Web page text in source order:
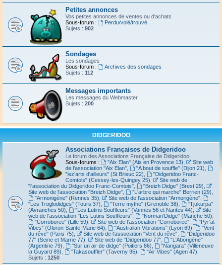
Petites annonces
Vos petites annonces de ventes ou d'achats
Sous-forum :
Perdu/volé/trouvé
Sujets : 902
Sondages
Les sondages
Sous-forum :
Archives des sondages
Sujets : 112
Messages importants
Les messages du Webmaster
Sujets : 200
DIDGERIDOO
Associations Françaises de Didgeridoo
Le forum des Associations Française de Didgeridoo.
Sous-forums :
"Aix Elan" (Aix en Provence 13)
Site web
de l'association "Aix Elan"
"A bout de souffle" (Dijon 21)
"lez'arts d'ailleurs" (St Brieuc 22)
"Didgeridoo Franc-
Comtois" (Cessey-les-Quingey 25)
Site web de
"l'association du Didgeridoo Franc-Comtois"
"Breizh Didge" (Brest 29)
Site web de l'association "Breizh Didge"
"L'arbre qui marche" Berrien (29)
"Armonigène" (Rennes 35)
Site web de l'association "Armorigène",
"Les Troglodidges" (Tours 37)
"Terre mythe" (Grenoble 38)
"Tjukurpa"
(Avranches 50)
"Les Lutins Souffleurs" (Vannes 56 et Nantes 44)
Site
web de l'association "Les Lutins Souffleurs"
"Norman'Didge" (Manche 50)
"Corroboree" (Lille 59)
Site web de l'association "Corroboree",
"Pyr'at
Vibes" (Oloron-Sainte-Marie 64)
"Australian Vibrations" (Lyon 69)
"Vent
du rêve" (Paris 75)
Site web de l'association "Vent du rêve",
"Didgeridoo
77" (Seine et Marne 77)
Site web de "Didgeridoo 77",
"L'Aborigène"
(Argentine 79)
"Sur un air de didge" (Poitiers 86)
"Nangara" (Villeneuve
la Guyard 89)
"Takasouffler" (Taverny 95)
"Air Vibes" (Agen 47)
Sujets : 1250